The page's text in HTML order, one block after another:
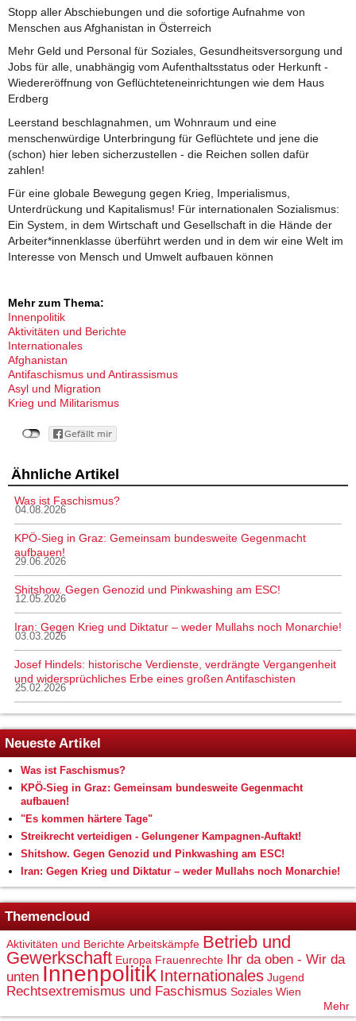
Stopp aller Abschiebungen und die sofortige Aufnahme von
Menschen aus Afghanistan in Österreich
Mehr Geld und Personal für Soziales, Gesundheitsversorgung und
Jobs für alle, unabhängig vom Aufenthaltsstatus oder Herkunft -
Wiedereröffnung von Geflüchteteneinrichtungen wie dem Haus
Erdberg
Leerstand beschlagnahmen, um Wohnraum und eine
menschenwürdige Unterbringung für Geflüchtete und jene die
(schon) hier leben sicherzustellen - die Reichen sollen dafür
zahlen!
Für eine globale Bewegung gegen Krieg, Imperialismus,
Unterdrückung und Kapitalismus! Für internationalen Sozialismus:
Ein System, in dem Wirtschaft und Gesellschaft in die Hände der
Arbeiter*innenklasse überführt werden und in dem wir eine Welt im
Interesse von Mensch und Umwelt aufbauen können
Mehr zum Thema:
Innenpolitik
Aktivitäten und Berichte
Internationales
Afghanistan
Antifaschismus und Antirassismus
Asyl und Migration
Krieg und Militarismus
Ähnliche Artikel
Was ist Faschismus?
04.08.2026
KPÖ-Sieg in Graz: Gemeinsam bundesweite Gegenmacht
aufbauen!
29.06.2026
Shitshow. Gegen Genozid und Pinkwashing am ESC!
12.05.2026
Iran: Gegen Krieg und Diktatur – weder Mullahs noch Monarchie!
03.03.2026
Josef Hindels: historische Verdienste, verdrängte Vergangenheit
und widersprüchliches Erbe eines großen Antifaschisten
25.02.2026
Neueste Artikel
Was ist Faschismus?
KPÖ-Sieg in Graz: Gemeinsam bundesweite Gegenmacht
aufbauen!
"Es kommen härtere Tage"
Streikrecht verteidigen - Gelungener Kampagnen-Auftakt!
Shitshow. Gegen Genozid und Pinkwashing am ESC!
Iran: Gegen Krieg und Diktatur – weder Mullahs noch Monarchie!
Themencloud
Aktivitäten und BerichteArbeitskämpfe Betrieb und
Gewerkschaft Europa Frauenrechte Ihr da oben - Wir da
unten Innenpolitik Internationales Jugend
Rechtsextremismus und Faschismus Soziales Wien
Mehr